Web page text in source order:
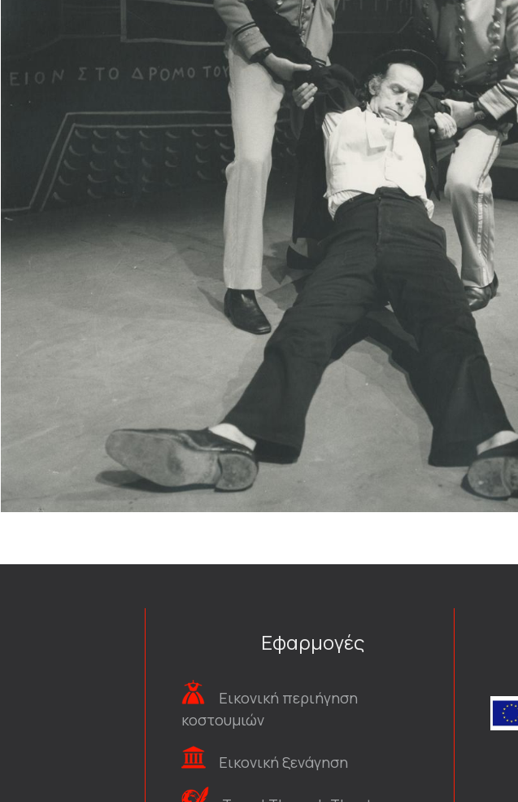
Εφαρμογές
Εικονική περιήγηση
κοστουμιών
Εικονική ξενάγηση